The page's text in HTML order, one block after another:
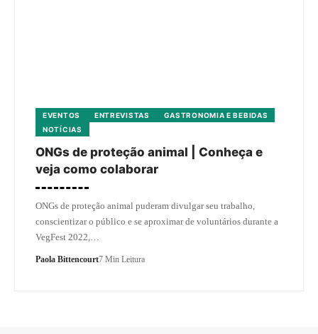
EVENTOS ENTREVISTAS
GASTRONOMIA E BEBIDAS
NOTÍCIAS
ONGs de proteção animal | Conheça e
veja como colaborar
ONGs de proteção animal puderam divulgar seu trabalho,
conscientizar o público e se aproximar de voluntários durante a
VegFest 2022,…
Paola Bittencourt7 Min Leitura